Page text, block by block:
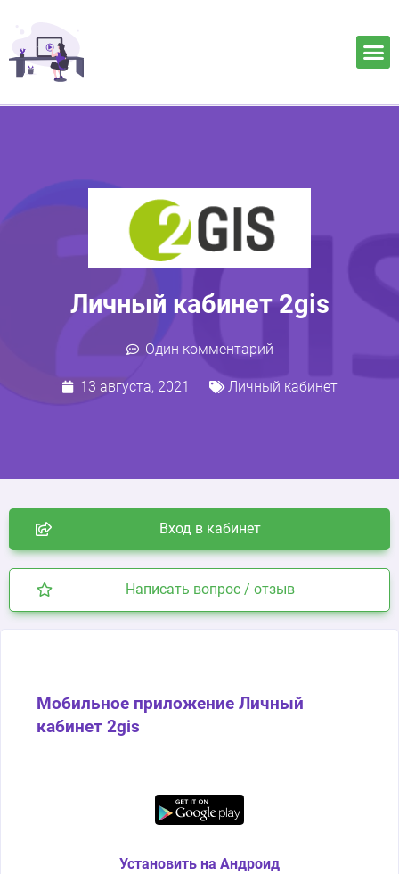
Личный кабинет 2gis
Один комментарий
13 августа, 2021 Личный кабинет
Вход в кабинет
Написать вопрос / отзыв
Мобильное приложение Личный
кабинет 2gis
Установить на Андроид